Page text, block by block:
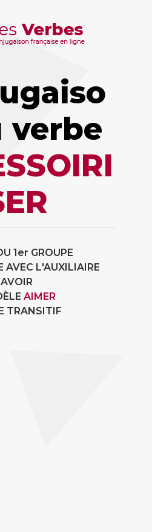
verbe
1er GROUPE
AVEC L'AUXILIAIRE
AVOIR
AIMER
TRANSITIF